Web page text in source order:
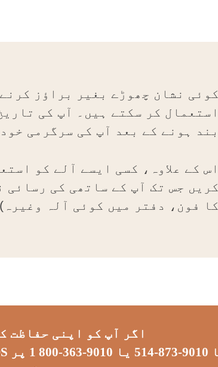
کوئی نشان چھوڑے بغیر براؤز
استعمال کر سکتے ہیں۔ آپ کی
بند ہونے کے بعد آپ کی سرگرمی
اس کے علاوہ، کسی ایسے آلے کو
کریں جس تک آپ کے ساتھی کی
کا فون، دفتر میں کوئی آلہ
اگر آپ کو اپنی حفاظت کا